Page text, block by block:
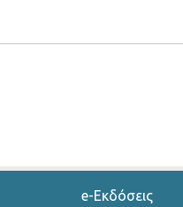
e-Εκδόσεις